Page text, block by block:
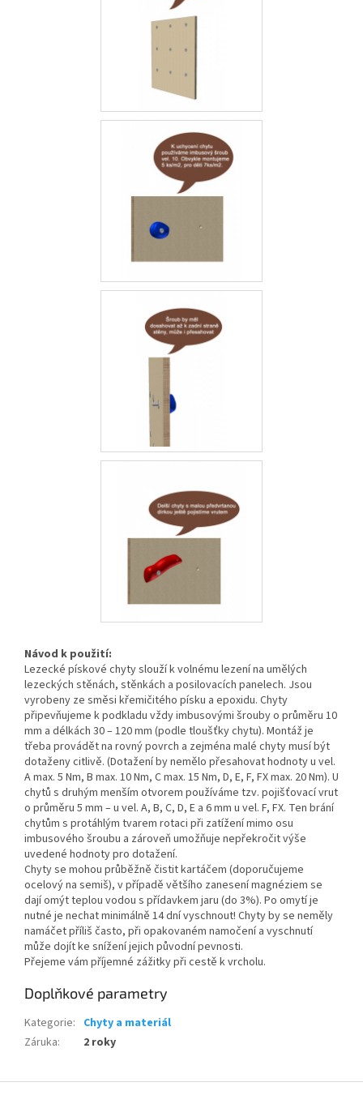
Návod k použití:
Lezecké pískové chyty slouží k volnému lezení na umělých
lezeckých stěnách, stěnkách a posilovacích panelech. Jsou
vyrobeny ze směsi křemičitého písku a epoxidu. Chyty
připevňujeme k podkladu vždy imbusovými šrouby o průměru 10
mm a délkách 30 – 120 mm (podle tloušťky chytu). Montáž je
třeba provádět na rovný povrch a zejména malé chyty musí být
dotaženy citlivě. (Dotažení by nemělo přesahovat hodnoty u vel.
A max. 5 Nm, B max. 10 Nm, C max. 15 Nm, D, E, F, FX max. 20 Nm). U
chytů s druhým menším otvorem používáme tzv. pojišťovací vrut
o průměru 5 mm – u vel. A, B, C, D, E a 6 mm u vel. F, FX. Ten brání
chytům s protáhlým tvarem rotaci při zatížení mimo osu
imbusového šroubu a zároveň umožňuje nepřekročit výše
uvedené hodnoty pro dotažení.
Chyty se mohou průběžně čistit kartáčem (doporučujeme
ocelový na semiš), v případě většího zanesení magnéziem se
dají omýt teplou vodou s přídavkem jaru (do 3%). Po omytí je
nutné je nechat minimálně 14 dní vyschnout! Chyty by se neměly
namáčet příliš často, při opakovaném namočení a vyschnutí
může dojít ke snížení jejich původní pevnosti.
Přejeme vám příjemné zážitky při cestě k vrcholu.
Doplňkové parametry
Kategorie: Chyty a materiál
Záruka: 2 roky